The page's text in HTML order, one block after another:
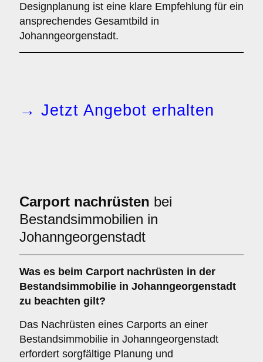
Designplanung ist eine klare Empfehlung für ein
ansprechendes Gesamtbild in
Johanngeorgenstadt.
→ Jetzt Angebot erhalten
Carport nachrüsten bei
Bestandsimmobilien in
Johanngeorgenstadt
Was es beim Carport nachrüsten in der
Bestandsimmobilie in Johanngeorgenstadt
zu beachten gilt?
Das Nachrüsten eines Carports an einer
Bestandsimmobilie in Johanngeorgenstadt
erfordert sorgfältige Planung und